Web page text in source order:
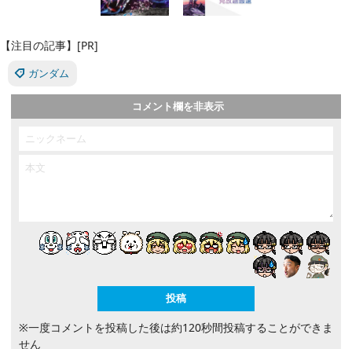
【注目の記事】[PR]
ガンダム
コメント欄を非表示
※一度コメントを投稿した後は約120秒間投稿することができま
せん